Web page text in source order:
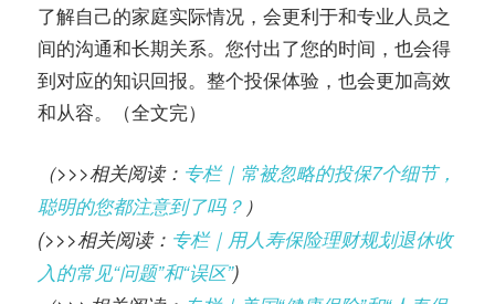
了解自己的家庭实际情况，会更利于和专业人员之
间的沟通和长期关系。您付出了您的时间，也会得
到对应的知识回报。整个投保体验，也会更加高效
和从容。（全文完）
（>>>相关阅读： 专栏｜常被忽略的投保7个细节，
聪明的您都注意到了吗？ ）
(>>>相关阅读： 专栏｜用人寿保险理财规划退休收
入的常见“问题”和“误区”)